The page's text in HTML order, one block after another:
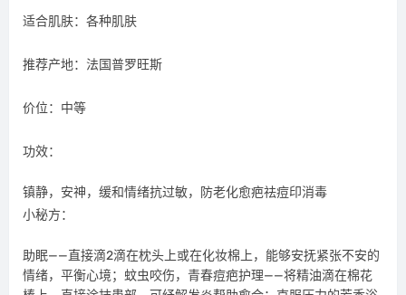
适合肌肤：各种肌肤
推荐产地：法国普罗旺斯
价位：中等
功效：
镇静，安神，缓和情绪抗过敏，防老化愈疤祛痘印消毒
小秘方：
助眠——直接滴2滴在枕头上或在化妆棉上，能够安抚紧张不安的
情绪，平衡心境；蚊虫咬伤，青春痘疤护理——将精油滴在棉花